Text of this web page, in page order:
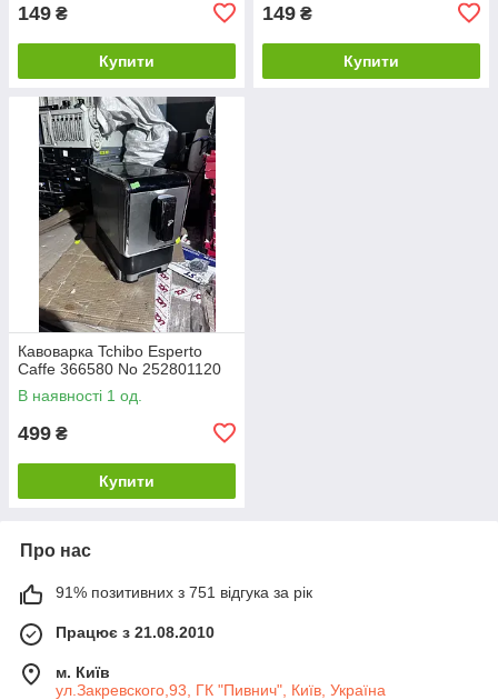
149 ₴
Купити
149 ₴
Купити
Кавоварка Tchibo Esperto
Caffe 366580 No 252801120
В наявності 1 од.
499 ₴
Купити
Про нас
91% позитивних з 751 відгука за рік
Працює з 21.08.2010
м. Київ
ул.Закревского,93, ГК "Пивнич", Київ, Україна